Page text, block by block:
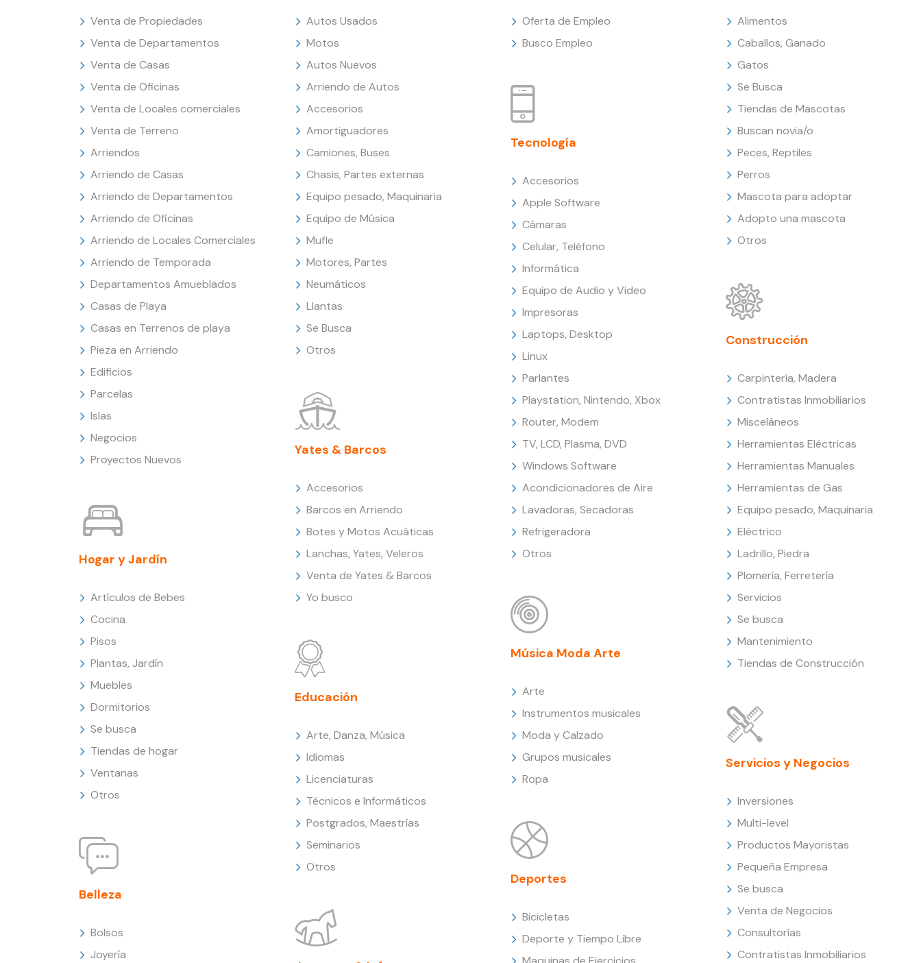
Venta de Propiedades
Venta de Departamentos
Venta de Casas
Venta de Oficinas
Venta de Locales comerciales
Venta de Terreno
Arriendos
Arriendo de Casas
Arriendo de Departamentos
Arriendo de Oficinas
Arriendo de Locales Comerciales
Arriendo de Temporada
Departamentos Amueblados
Casas de Playa
Casas en Terrenos de playa
Pieza en Arriendo
Edificios
Parcelas
Islas
Negocios
Proyectos Nuevos
Hogar y Jardín
Artículos de Bebes
Cocina
Pisos
Plantas, Jardín
Muebles
Dormitorios
Se busca
Tiendas de hogar
Ventanas
Otros
Belleza
Bolsos
Joyería
Autos Usados
Motos
Autos Nuevos
Arriendo de Autos
Accesorios
Amortiguadores
Camiones, Buses
Chasis, Partes externas
Equipo pesado, Maquinaria
Equipo de Música
Mufle
Motores, Partes
Neumáticos
Llantas
Se Busca
Otros
Yates & Barcos
Accesorios
Barcos en Arriendo
Botes y Motos Acuáticas
Lanchas, Yates, Veleros
Venta de Yates & Barcos
Yo busco
Educación
Arte, Danza, Música
Idiomas
Licenciaturas
Técnicos e Informáticos
Postgrados, Maestrías
Seminarios
Otros
Oferta de Empleo
Busco Empleo
Tecnología
Accesorios
Apple Software
Cámaras
Celular, Teléfono
Informática
Equipo de Audio y Video
Impresoras
Laptops, Desktop
Linux
Parlantes
Playstation, Nintendo, Xbox
Router, Modem
TV, LCD, Plasma, DVD
Windows Software
Acondicionadores de Aire
Lavadoras, Secadoras
Refrigeradora
Otros
Música Moda Arte
Arte
Instrumentos musicales
Moda y Calzado
Grupos musicales
Ropa
Deportes
Bicicletas
Deporte y Tiempo Libre
Alimentos
Caballos, Ganado
Gatos
Se Busca
Tiendas de Mascotas
Buscan novia/o
Peces, Reptiles
Perros
Mascota para adoptar
Adopto una mascota
Otros
Construcción
Carpintería, Madera
Contratistas Inmobiliarios
Misceláneos
Herramientas Eléctricas
Herramientas Manuales
Herramientas de Gas
Equipo pesado, Maquinaria
Eléctrico
Ladrillo, Piedra
Plomería, Ferretería
Servicios
Se busca
Mantenimiento
Tiendas de Construcción
Servicios y Negocios
Inversiones
Multi-level
Productos Mayoristas
Pequeña Empresa
Se busca
Venta de Negocios
Consultorías
Contratistas Inmobiliarios